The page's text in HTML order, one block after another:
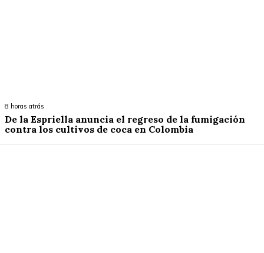
8 horas atrás
De la Espriella anuncia el regreso de la fumigación
contra los cultivos de coca en Colombia